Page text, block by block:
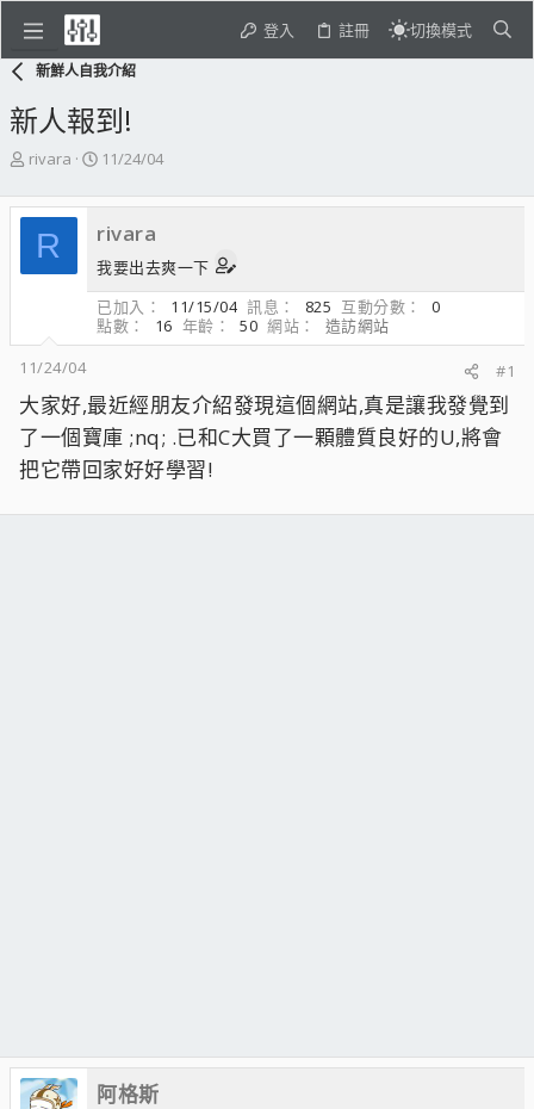
登入 註冊 切換模式
新鮮人自我介紹
新人報到!
主
發
起
人
rivara
開
日
期
11/24/04
R rivara
我要出去爽一下
已加入
11/15/04 訊息 825 互動分數
0
點數
16 年齡 50 網站
造訪網站
11/24/04
#1
大家好,最近經朋友介紹發現這個網站,真是讓我發覺到
了一個寶庫 ;nq; .已和C大買了一顆體質良好的U,將會
把它帶回家好好學習!
阿格斯